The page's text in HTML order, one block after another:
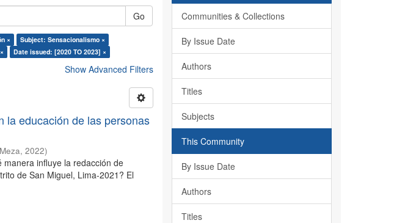
Go
×
Subject: Sensacionalismo ×
Date issued: [2020 TO 2023] ×
Show Advanced Filters
la educación de las personas
,2022)
influye la redacción de
de San Miguel, Lima-2021? El
Communities & Collections
By Issue Date
Authors
Titles
Subjects
This Community
By Issue Date
Authors
Titles